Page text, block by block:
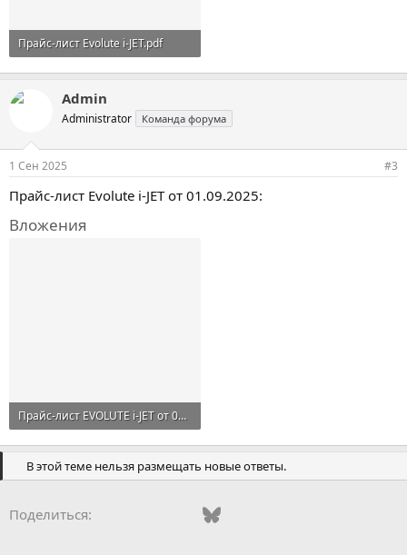
Прайс-лист Evolute i-JET.pdf
589,8 KB · Просмотры: 52
Admin
Administrator Команда форума
1 Сен 2025 #3
Прайс-лист Evolute i-JET от 01.09.2025:
Вложения
Прайс-лист EVOLUTE i-JET от 01.09.2025.pdf
593,7 KB · Просмотры: 39
В этой теме нельзя размещать новые ответы.
Поделиться: Odnoklassniki
Mail.ruBluesky